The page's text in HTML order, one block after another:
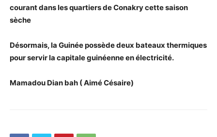
courant dans les quartiers de Conakry cette saison
sèche
Désormais, la Guinée possède deux bateaux thermiques
pour servir la capitale guinéenne en électricité.
Mamadou Dian bah ( Aimé Césaire)